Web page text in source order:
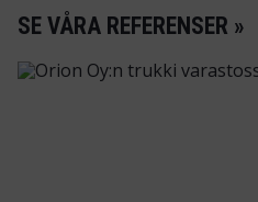
SE VÅRA REFERENSER »